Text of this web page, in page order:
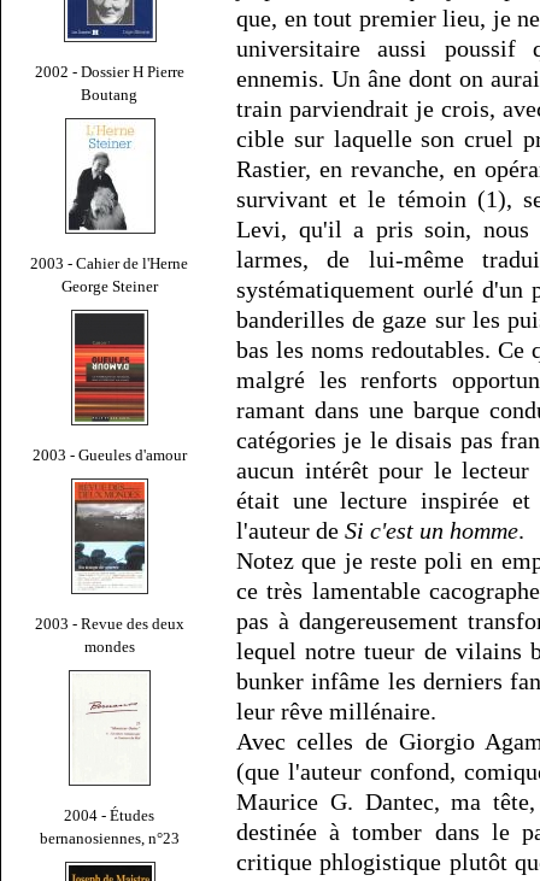
2002 - Dossier H Pierre
Boutang
2003 - Cahier de l'Herne
George Steiner
2003 - Gueules d'amour
2003 - Revue des deux
mondes
2004 - Études
bernanosiennes, n°23
que, en tout premier lieu, je
universitaire aussi poussif
ennemis. Un âne dont on
train parviendrait je crois,
cible sur laquelle son cruel
Rastier, en revanche, en
survivant et le témoin (1),
Levi, qu'il a pris soin, nous
larmes, de lui-même
systématiquement ourlé d'un
banderilles de gaze sur les
bas les noms redoutables.
malgré les renforts
ramant dans une barque
catégories je le disais pas
aucun intérêt pour le
était une lecture inspirée et
l'auteur de Si c'est un homme.
Notez que je reste poli en
ce très lamentable
pas à dangereusement
lequel notre tueur de vilains
bunker infâme les derniers
leur rêve millénaire.
Avec celles de Giorgio
(que l'auteur confond,
Maurice G. Dantec, ma
destinée à tomber dans le
critique phlogistique plutôt